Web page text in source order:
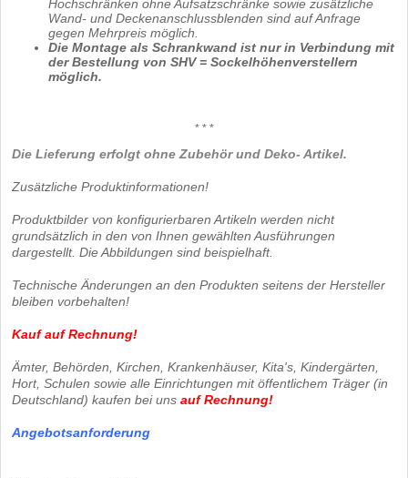
Hochschränken ohne Aufsatzschränke sowie zusätzliche
Wand- und Deckenanschlussblenden sind auf Anfrage
gegen Mehrpreis möglich.
Die Montage als Schrankwand ist nur in Verbindung mit
der Bestellung von SHV = Sockelhöhenverstellern
möglich.
* * *
Die Lieferung erfolgt ohne Zubehör und Deko- Artikel.
Zusätzliche Produktinformationen!
Produktbilder von konfigurierbaren Artikeln werden nicht
grundsätzlich in den von Ihnen gewählten Ausführungen
dargestellt. Die Abbildungen sind beispielhaft.
Technische Änderungen an den Produkten seitens der Hersteller
bleiben vorbehalten!
Kauf auf Rechnung!
Ämter, Behörden, Kirchen, Krankenhäuser, Kita's, Kindergärten,
Hort, Schulen sowie alle Einrichtungen mit öffentlichem Träger (in
Deutschland) kaufen bei uns auf Rechnung!
Angebotsanforderung